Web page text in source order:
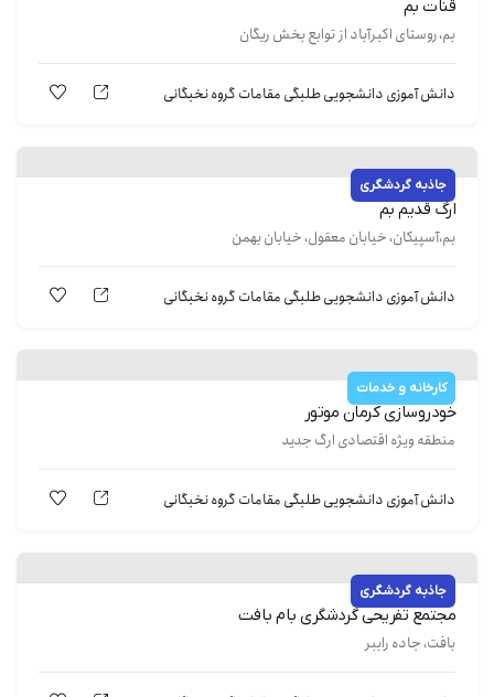
قنات بم
بم، روستای اکبرآباد از توابع بخش ریگان
دانش آموزیدانشجوییطلبگیمقاماتگروه نخبگانی
جاذبه گردشگری
ارگ قدیم بم
بم،آسپیکان، خیابان معقول، خیابان بهمن
دانش آموزیدانشجوییطلبگیمقاماتگروه نخبگانی
کارخانه و خدمات
خودروسازی کرمان موتور
منطقه ویژه اقتصادی ارگ جدید
دانش آموزیدانشجوییطلبگیمقاماتگروه نخبگانی
جاذبه گردشگری
مجتمع تفریحی گردشگری بام بافت
بافت، جاده راببر